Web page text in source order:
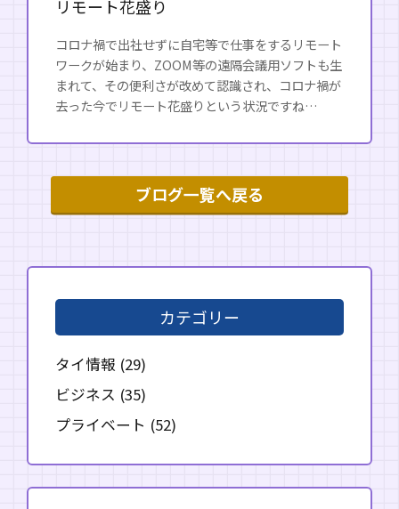
リモート花盛り
コロナ禍で出社せずに自宅等で仕事をするリモート
ワークが始まり、ZOOM等の遠隔会議用ソフトも生
まれて、その便利さが改めて認識され、コロナ禍が
去った今でリモート花盛りという状況ですね…
ブログ一覧へ戻る
カテゴリー
タイ情報 (29)
ビジネス (35)
プライベート (52)